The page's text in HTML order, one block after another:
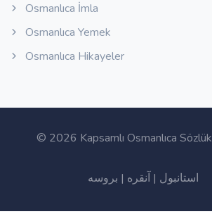
Osmanlıca İmla
Osmanlıca Yemek
Osmanlıca Hikayeler
© 2026 Kapsamlı Osmanlıca Sözlük
استانبول | آنقره | بروسه